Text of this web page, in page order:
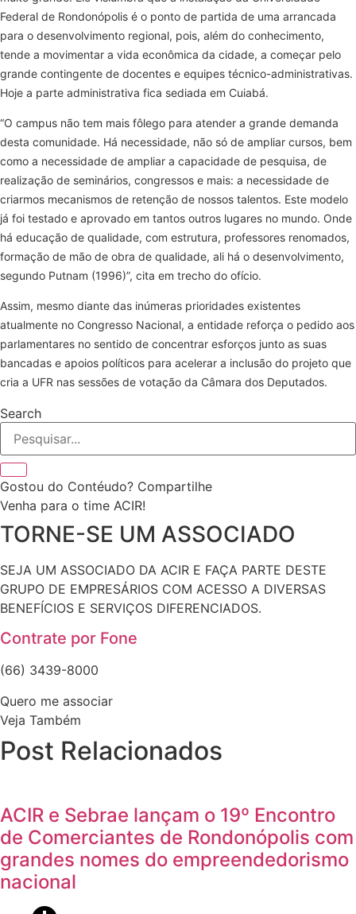
Federal de Rondonópolis é o ponto de partida de uma arrancada
para o desenvolvimento regional, pois, além do conhecimento,
tende a movimentar a vida econômica da cidade, a começar pelo
grande contingente de docentes e equipes técnico-administrativas.
Hoje a parte administrativa fica sediada em Cuiabá.
“O campus não tem mais fôlego para atender a grande demanda
desta comunidade. Há necessidade, não só de ampliar cursos, bem
como a necessidade de ampliar a capacidade de pesquisa, de
realização de seminários, congressos e mais: a necessidade de
criarmos mecanismos de retenção de nossos talentos. Este modelo
já foi testado e aprovado em tantos outros lugares no mundo. Onde
há educação de qualidade, com estrutura, professores renomados,
formação de mão de obra de qualidade, ali há o desenvolvimento,
segundo Putnam (1996)”, cita em trecho do ofício.
Assim, mesmo diante das inúmeras prioridades existentes
atualmente no Congresso Nacional, a entidade reforça o pedido aos
parlamentares no sentido de concentrar esforços junto as suas
bancadas e apoios políticos para acelerar a inclusão do projeto que
cria a UFR nas sessões de votação da Câmara dos Deputados.
Search
Gostou do Contéudo? Compartilhe
Venha para o time ACIR!
TORNE-SE UM ASSOCIADO
SEJA UM ASSOCIADO DA ACIR E FAÇA PARTE DESTE
GRUPO DE EMPRESÁRIOS COM ACESSO A DIVERSAS
BENEFÍCIOS E SERVIÇOS DIFERENCIADOS.
Contrate por Fone
(66) 3439-8000
Quero me associar
Veja Também
Post Relacionados
ACIR e Sebrae lançam o 19º Encontro
de Comerciantes de Rondonópolis com
grandes nomes do empreendedorismo
nacional